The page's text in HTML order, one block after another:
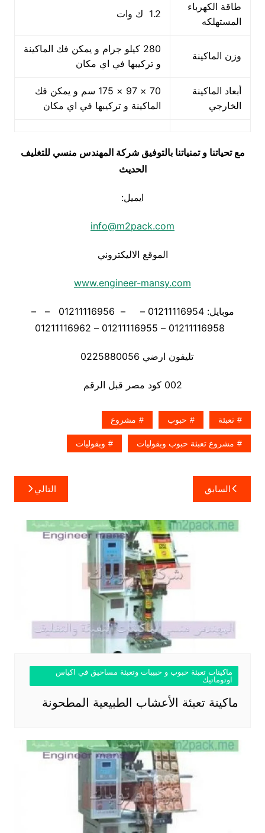
طاقة الكهرباء
المستهلكه
1.2 ك وات
وزن الماكينة
280 كيلو جرام و يمكن فك الماكينة
و تركيبها في اي مكان
أبعاد الماكينة
الخارجي
70 × 97 × 175 سم و يمكن فك
الماكينة و تركيبها في اي مكان
مع تحياتنا و تمنياتنا بالتوفيق شركة المهندس منسي للتغليف
الحديث
ايميل:
info@m2pack.com
الموقع الاليكتروني
www.engineer-mansy.com
موبايل: 01211116954 – – 01211116956 – –
تليفون ارضي 0225880056
002 كود مصر قبل الرقم
تعبئة حبوب مشروع
مشروع تعبئة حبوب وبقوليات وبقوليات
تصفّح
المقالات
السابق التالي
ماكينات تعبئة حبوب و حبيبات وتعبئة مساحيق في اكياس
اوتوماتيك
ماكينة تعبئة الأعشاب الطبيعية المطحونة